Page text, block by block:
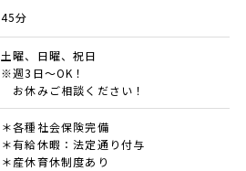
45分
土曜、日曜、祝日
※週3日～OK！
お休みご相談ください！
＊各種社会保険完備
＊有給休暇：法定通り付与
＊産休育休制度あり